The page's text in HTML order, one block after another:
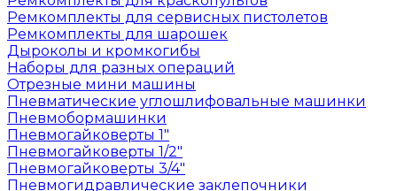
Ремкомплекты для сервисных пистолетов
Ремкомплекты для шарошек
Дыроколы и кромкогибы
Наборы для разных операций
Отрезные мини машины
Пневматические углошлифовальные машинки
Пневмобормашинки
Пневмогайковерты 1"
Пневмогайковерты 1/2"
Пневмогайковерты 3/4"
Пневмогидравлические заклепочники